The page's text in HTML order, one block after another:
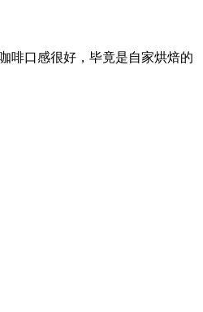
啡口感很好，毕竟是自家烘焙的